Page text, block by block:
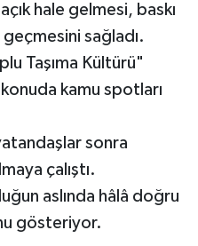
hale gelmesi, baskı
sağladı.
Taşıma Kültürü"
kamu spotları
sonra
çalıştı.
aslında hâlâ doğru
gösteriyor.